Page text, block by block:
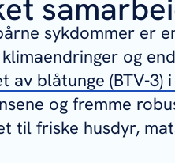
sykdommer er
og
av blåtunge (BTV-3)
og fremme
til friske husdyr,